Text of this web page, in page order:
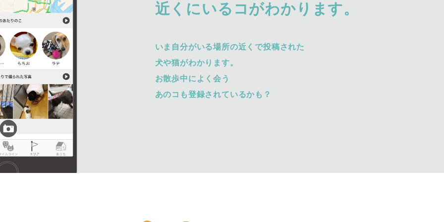
近くにいるコがわかります。
いま自分がいる場所の近くで投稿された
犬や猫がわかります。
お散歩中によく会う
あのコも登録されているかも？